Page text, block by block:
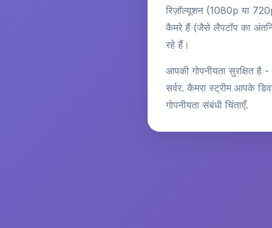
रिज़ॉल्यूशन (1080p या
कैमरे हैं (जैसे लैपटॉप का
रहे हैं।
आपकी गोपनीयता सुरक्षित है
सर्वर. कैमरा स्ट्रीम आपके
गोपनीयता संबंधी चिंताएँ.